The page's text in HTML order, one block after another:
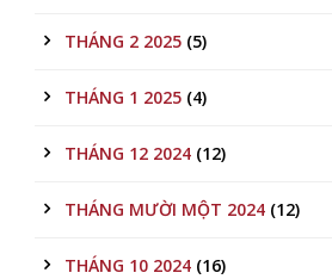
THÁNG 2 2025 (5)
THÁNG 1 2025 (4)
THÁNG 12 2024 (12)
THÁNG MƯỜI MỘT 2024 (12)
THÁNG 10 2024 (16)